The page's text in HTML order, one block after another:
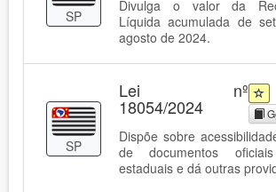
SP
Divulga o valor da
Líquida acumulada de
agosto de 2024.
SP
Lei nº
18054/2024
Dispõe sobre
de documentos
estaduais e dá outras